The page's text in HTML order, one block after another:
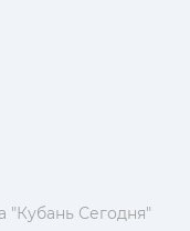
"Кубань Сегодня"